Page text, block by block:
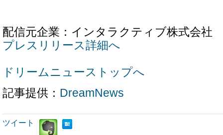
配信元企業：インタラクティブ株式会社
プレスリリース詳細へ
ドリームニューストップへ
記事提供： DreamNews
ツイート